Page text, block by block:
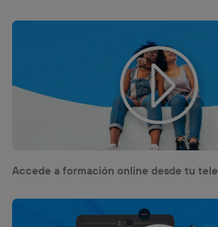
Accede a formación online desde tu tele